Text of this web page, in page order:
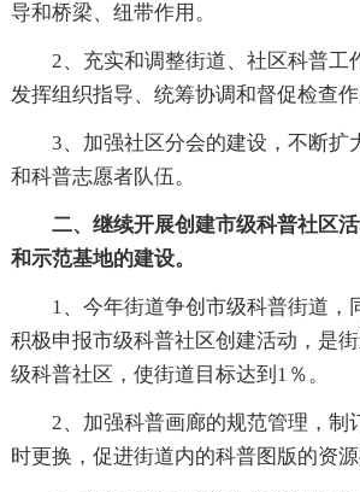
导和桥梁、纽带作用。
2、充实和调整街道、社区科普工
发挥组织指导、统筹协调和督促检查作
3、加强社区分会的建设，不断扩
和科普志愿者队伍。
二、继续开展创建市级科普社区
和示范基地的建设。
1、今年街道争创市级科普街道，
积极申报市级科普社区创建活动，是
级科普社区，使街道目标达到1％。
2、加强科普画廊的规范管理，制
时更换，促进街道内的科普图版的资源